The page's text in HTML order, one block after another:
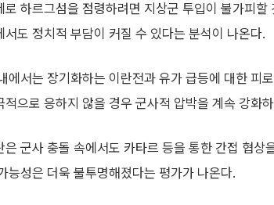
로 하르그섬을 점령하려면 지상군 투입이 불가피
서도 정치적 부담이 커질 수 있다는 분석이 나온다.
에서는 장기화하는 이란전과 유가 급등에 대한 피
적으로 응하지 않을 경우 군사적 압박을 계속 강화
은 군사 충돌 속에서도 카타르 등을 통한 간접 협상
능성은 더욱 불투명해졌다는 평가가 나온다.